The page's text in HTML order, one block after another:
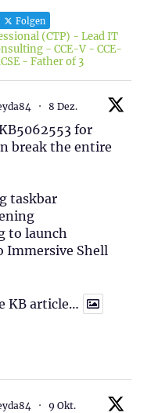
Folgen
(CTP) - Lead IT
- CCE-V - CCE-
- Father of 3
· 8 Dez.
for
break the entire
taskbar
to launch
Immersive Shell
KB article…
· 9 Okt.